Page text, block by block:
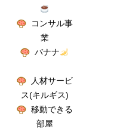
コンサル事
業
バナナ
人材サービ
ス(キルギス)
移動できる
部屋